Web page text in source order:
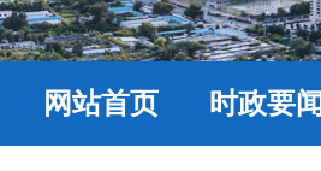
网站首页 时政要闻